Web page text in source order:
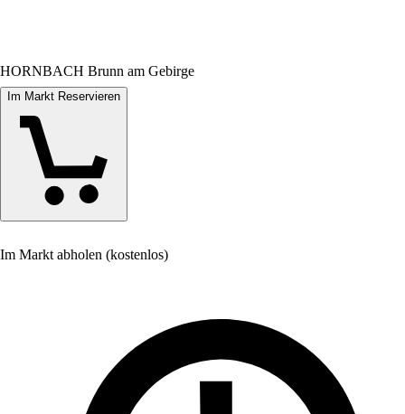
HORNBACH Brunn am Gebirge
Im Markt Reservieren
Im Markt abholen (kostenlos)